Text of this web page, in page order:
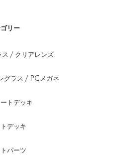
リー
/ クリアレンズ
グラス / PCメガネ
トデッキ
デッキ
パーツ